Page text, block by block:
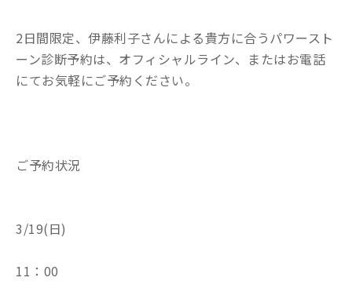
2日間限定、伊藤利子さんによる貴方に合うパワースト
ーン診断予約は、オフィシャルライン、またはお電話
にてお気軽にご予約ください。
ご予約状況
3/19(日)
11：00